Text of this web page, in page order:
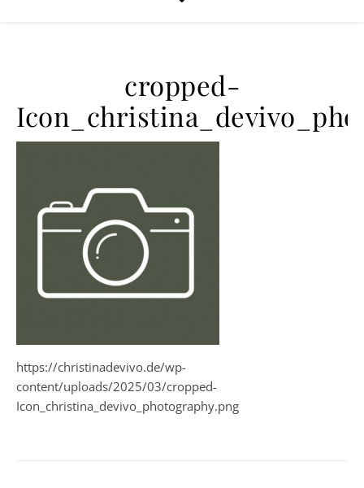
cropped-
https://christinadevivo.de/wp-
content/uploads/2025/03/cropped-
Icon_christina_devivo_photography.png